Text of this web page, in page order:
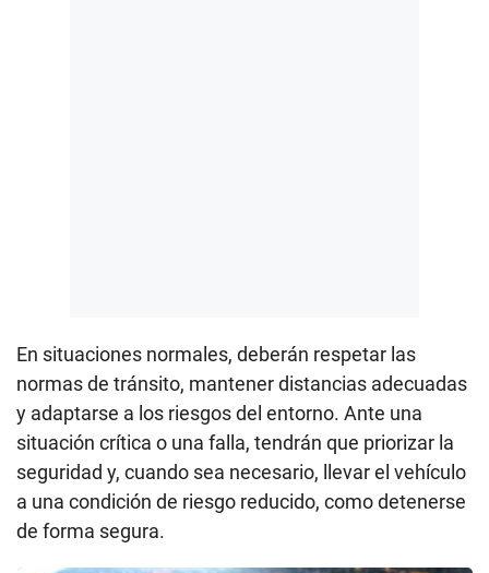
En situaciones normales, deberán respetar las
normas de tránsito, mantener distancias adecuadas
y adaptarse a los riesgos del entorno. Ante una
situación crítica o una falla, tendrán que priorizar la
seguridad y, cuando sea necesario, llevar el vehículo
a una condición de riesgo reducido, como detenerse
de forma segura.